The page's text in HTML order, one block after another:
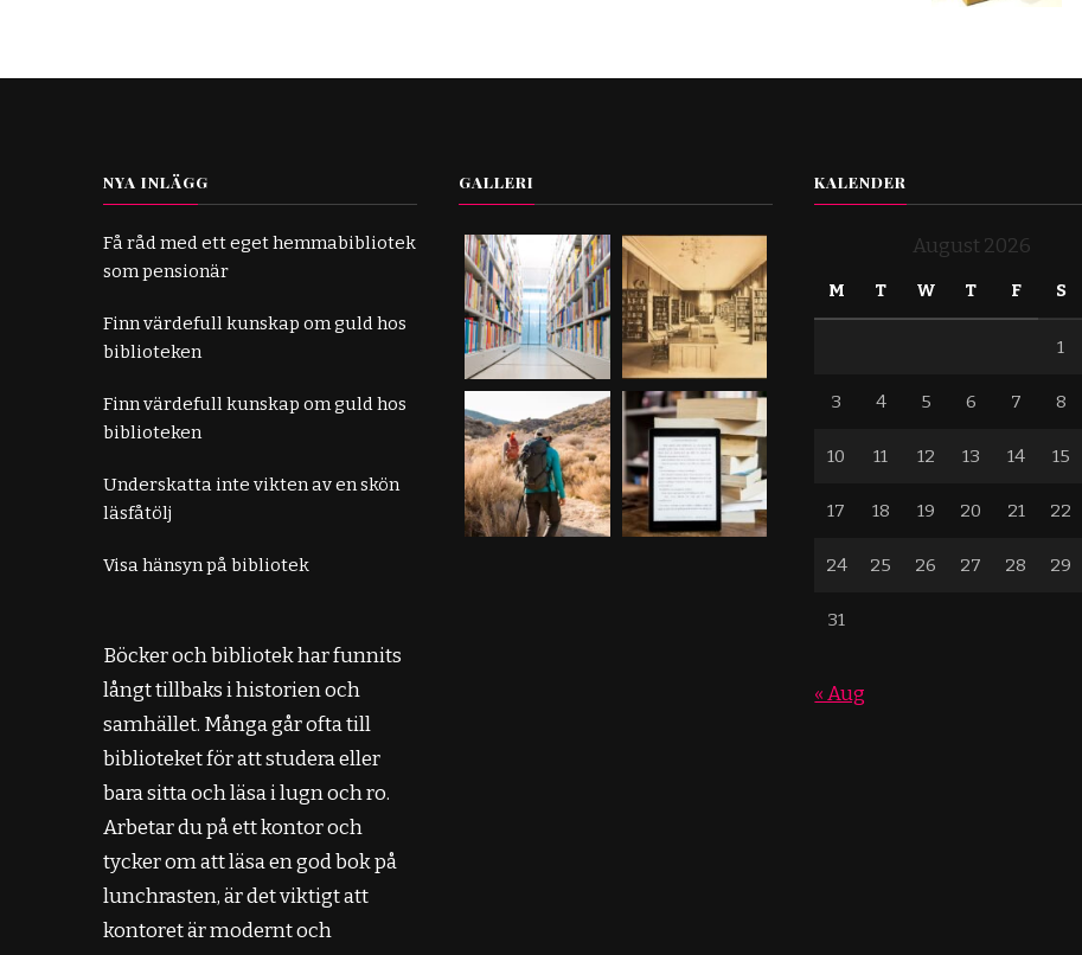
NYA INLÄGG
Få råd med ett eget hemmabibliotek
som pensionär
Finn värdefull kunskap om guld hos
biblioteken
Finn värdefull kunskap om guld hos
biblioteken
Underskatta inte vikten av en skön
läsfåtölj
Visa hänsyn på bibliotek
Böcker och bibliotek har funnits
långt tillbaks i historien och
samhället. Många går ofta till
biblioteket för att studera eller
bara sitta och läsa i lugn och ro.
Arbetar du på ett kontor och
tycker om att läsa en god bok på
lunchrasten, är det viktigt att
kontoret är modernt och
GALLERI KALENDER
August 2026
M T W T F S
1
3 4 5 6 7 8
10 11 12 13 14 15
17 18 19 20 21 22
24 25 26 27 28 29
31
« Aug